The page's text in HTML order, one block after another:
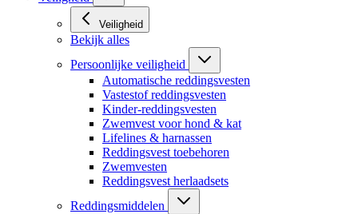
Veiligheid
Bekijk alles
Persoonlijke veiligheid
Automatische reddingsvesten
Vastestof reddingsvesten
Kinder-reddingsvesten
Zwemvest voor hond & kat
Lifelines & harnassen
Reddingsvest toebehoren
Zwemvesten
Reddingsvest herlaadsets
Reddingsmiddelen